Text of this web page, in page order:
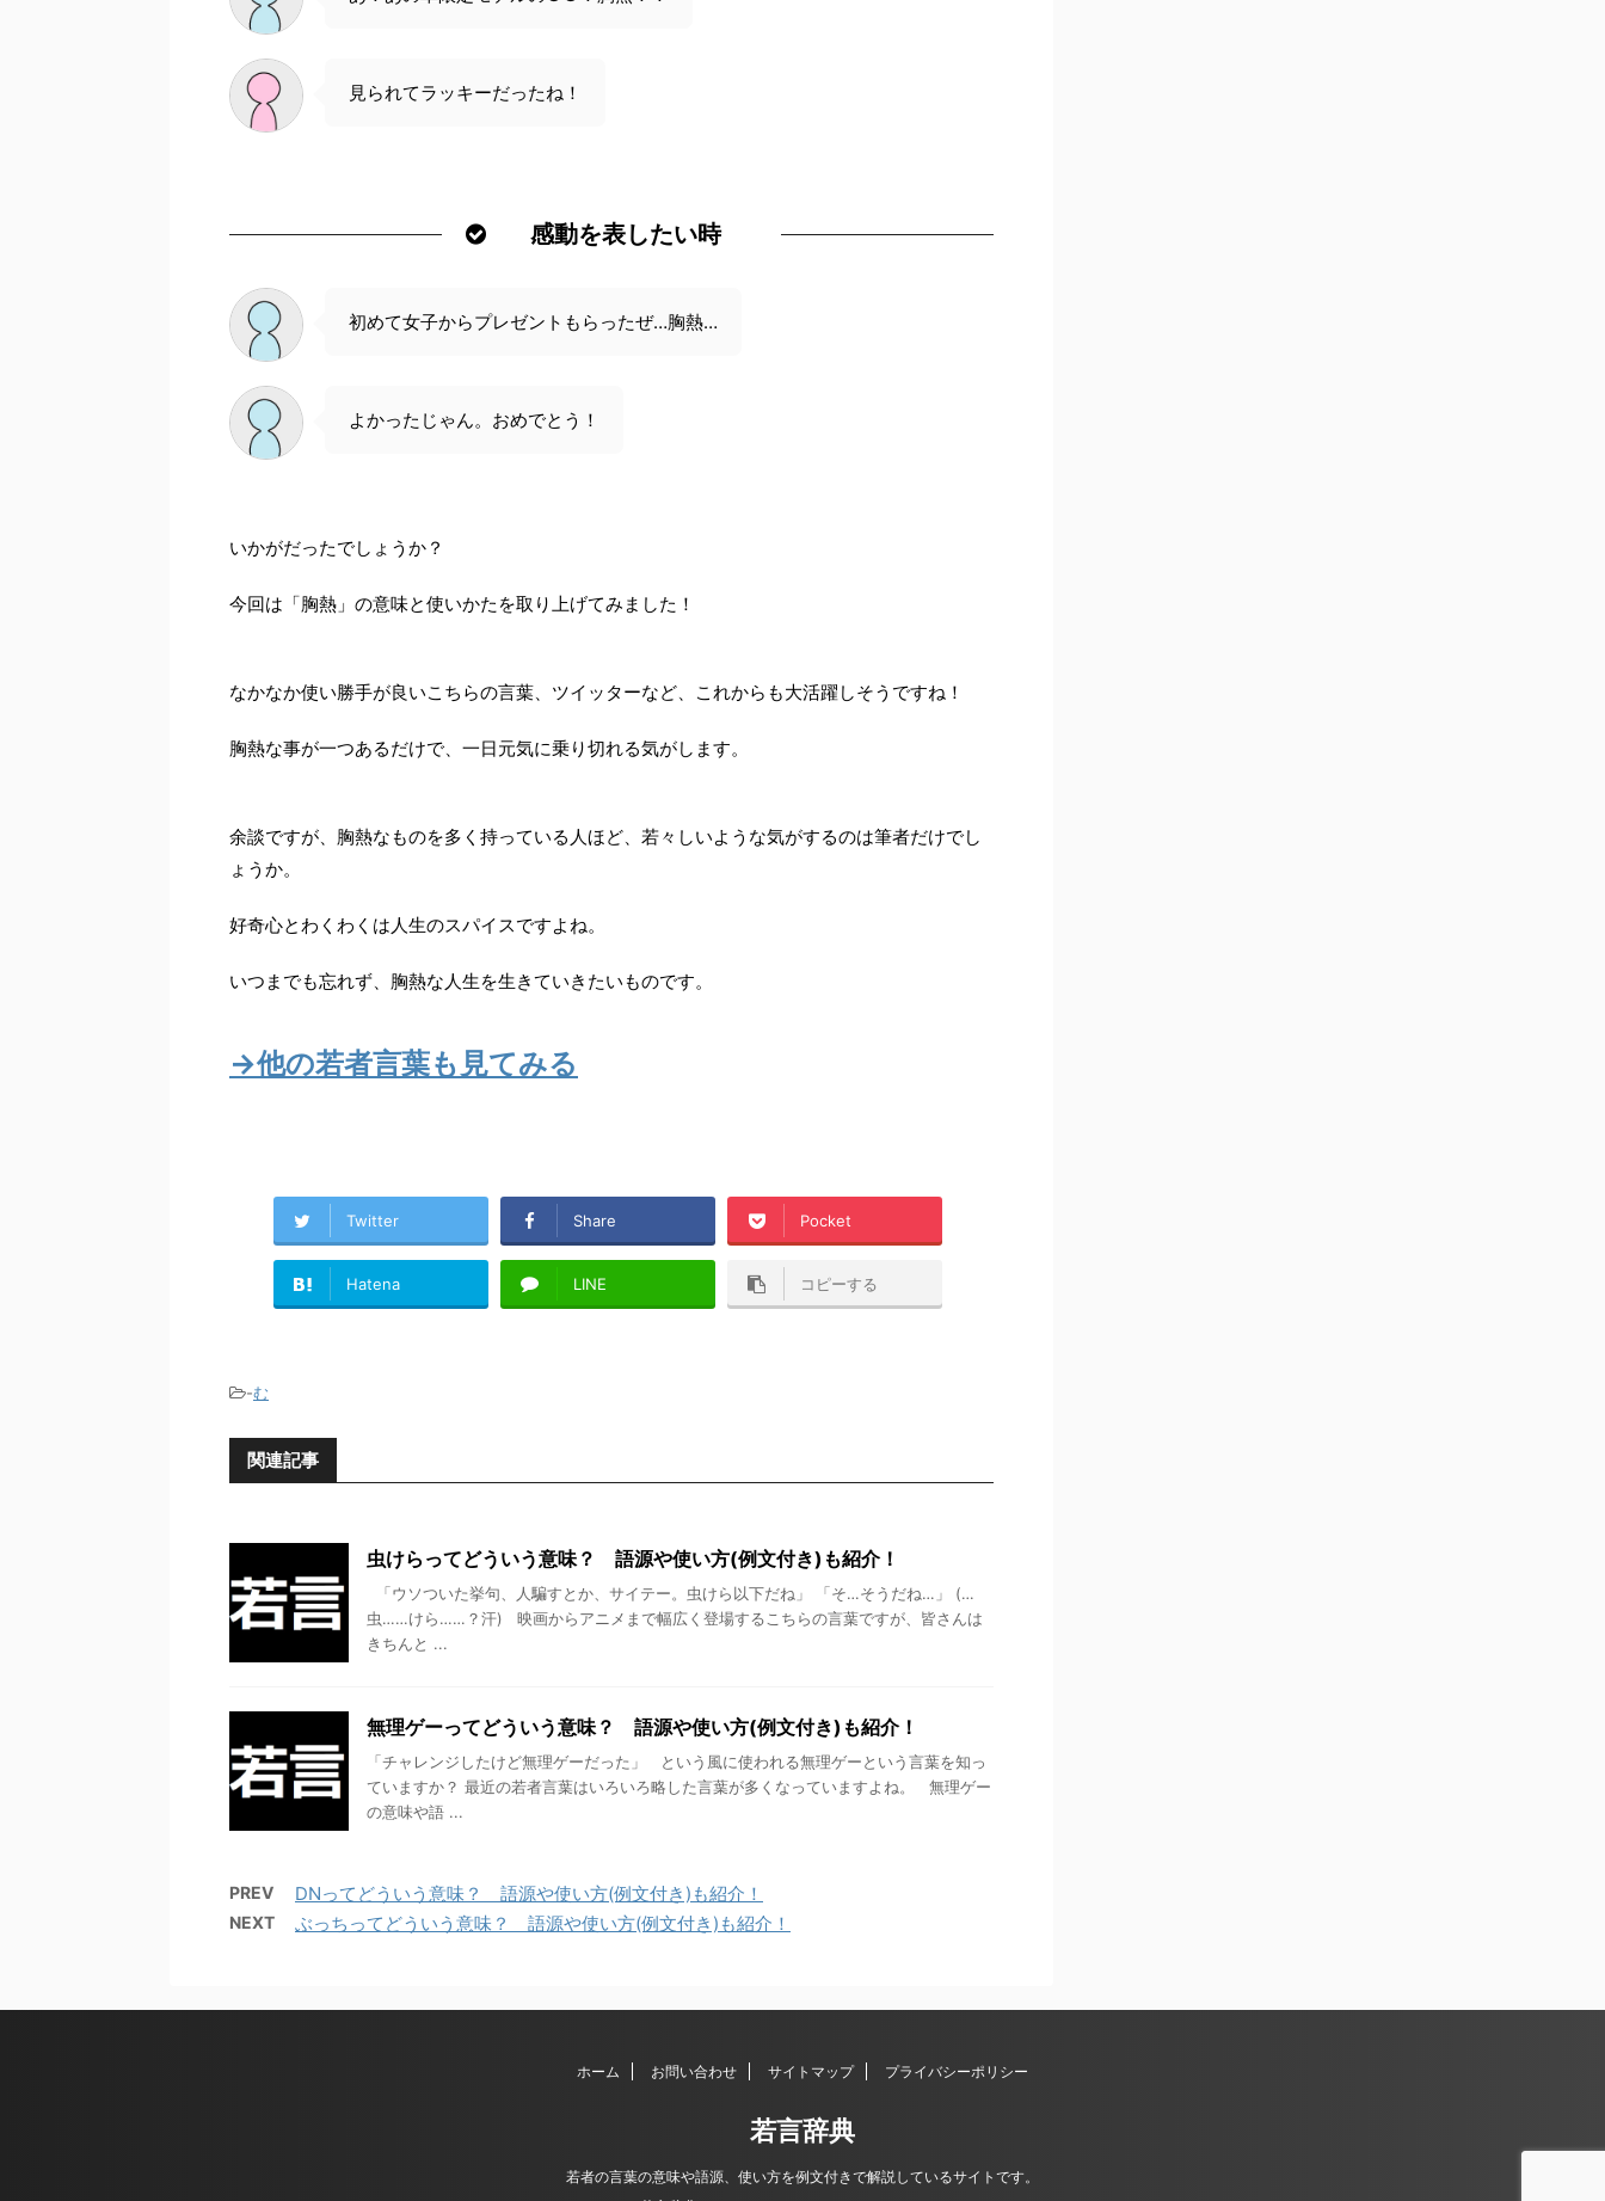
見られてラッキーだったね！
感動を表したい時
初めて女子からプレゼントもらったぜ…胸熱…
よかったじゃん。おめでとう！
いかがだったでしょうか？
今回は「胸熱」の意味と使いかたを取り上げてみました！
なかなか使い勝手が良いこちらの言葉、ツイッターなど、これからも大活躍しそうですね！
胸熱な事が一つあるだけで、一日元気に乗り切れる気がします。
余談ですが、胸熱なものを多く持っている人ほど、若々しいような気がするのは筆者だけでし
ょうか。
好奇心とわくわくは人生のスパイスですよね。
いつまでも忘れず、胸熱な人生を生きていきたいものです。
→他の若者言葉も見てみる
Twitter Share Pocket
Hatena LINE コピーする
-む
関連記事
虫けらってどういう意味？ 語源や使い方(例文付き)も紹介！
「ウソついた挙句、人騙すとか、サイテー。虫けら以下だね」 「そ…そうだね…」 (…
虫……けら……？汗) 映画からアニメまで幅広く登場するこちらの言葉ですが、皆さんは
きちんと ...
無理ゲーってどういう意味？ 語源や使い方(例文付き)も紹介！
「チャレンジしたけど無理ゲーだった」 という風に使われる無理ゲーという言葉を知っ
ていますか？ 最近の若者言葉はいろいろ略した言葉が多くなっていますよね。 無理ゲー
の意味や語 ...
PREV DNってどういう意味？ 語源や使い方(例文付き)も紹介！
NEXT ぶっちってどういう意味？ 語源や使い方(例文付き)も紹介！
ホーム お問い合わせ サイトマップ プライバシーポリシー
若言辞典
若者の言葉の意味や語源、使い方を例文付きで解説しているサイトです。